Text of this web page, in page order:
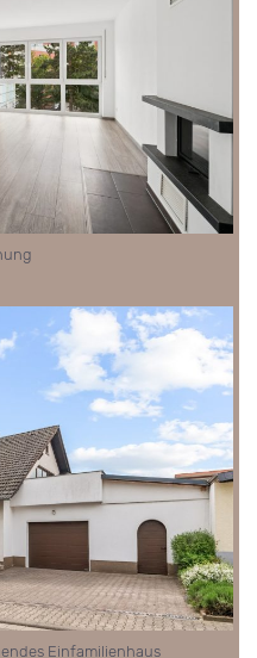
Einfamilienhaus